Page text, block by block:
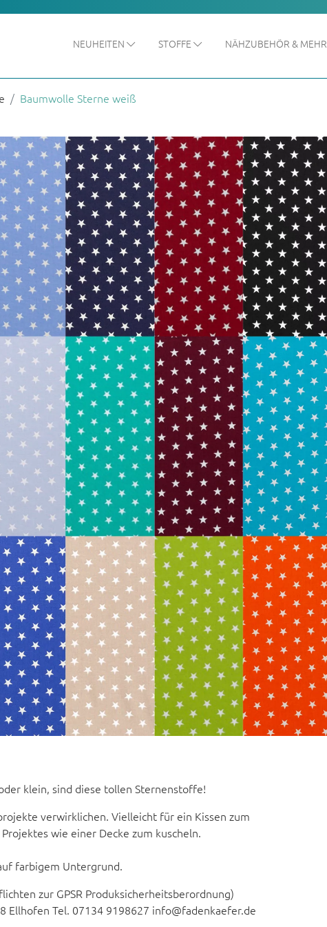
NEUHEITEN STOFFE NÄHZUBEHÖR & MEHR
Baumwolle Sterne weiß
klein, sind diese tollen Sternenstoffe!
verwirklichen. Vielleicht für ein Kissen zum
wie einer Decke zum kuscheln.
farbigem Untergrund.
zur GPSR Produksicherheitsberordnung)
Ellhofen Tel. 07134 9198627 info@fadenkaefer.de